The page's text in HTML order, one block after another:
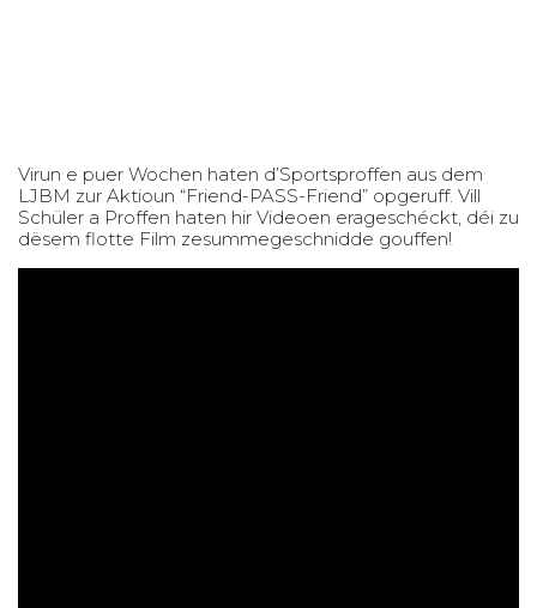
Virun e puer Wochen haten d’Sportsproffen aus dem
LJBM zur Aktioun “Friend-PASS-Friend” opgeruff. Vill
Schüler a Proffen haten hir Videoen erageschéckt, déi zu
dësem flotte Film zesummegeschnidde gouffen!